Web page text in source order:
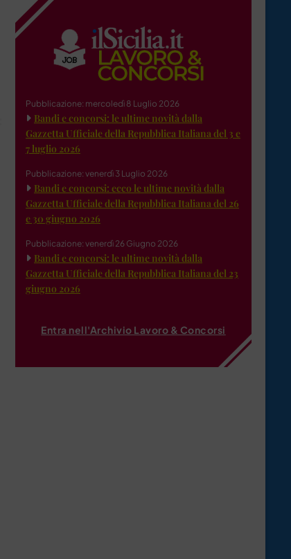
Pubblicazione: mercoledì 8 Luglio 2026
Bandi e concorsi: le ultime novità dalla
Gazzetta Ufficiale della Repubblica Italiana del 3 e
7 luglio 2026
Pubblicazione: venerdì 3 Luglio 2026
Bandi e concorsi: ecco le ultime novità dalla
Gazzetta Ufficiale della Repubblica Italiana del 26
e 30 giugno 2026
Pubblicazione: venerdì 26 Giugno 2026
Bandi e concorsi: le ultime novità dalla
Gazzetta Ufficiale della Repubblica Italiana del 23
giugno 2026
Entra nell'Archivio Lavoro & Concorsi